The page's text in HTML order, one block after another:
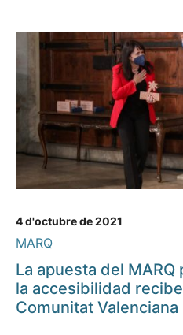
4 d'octubre de 2021
MARQ
La apuesta del
la accesibilidad
Comunitat Valenciana